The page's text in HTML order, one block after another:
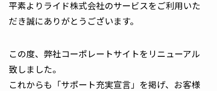
平素よりライド株式会社のサービスをご利用いた
だき誠にありがとうございます。
この度、弊社コーポレートサイトをリニューアル
致しました。
これからも「サポート充実宣言」を掲げ、お客様